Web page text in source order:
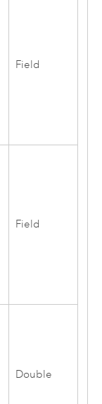
Field
Field
Double